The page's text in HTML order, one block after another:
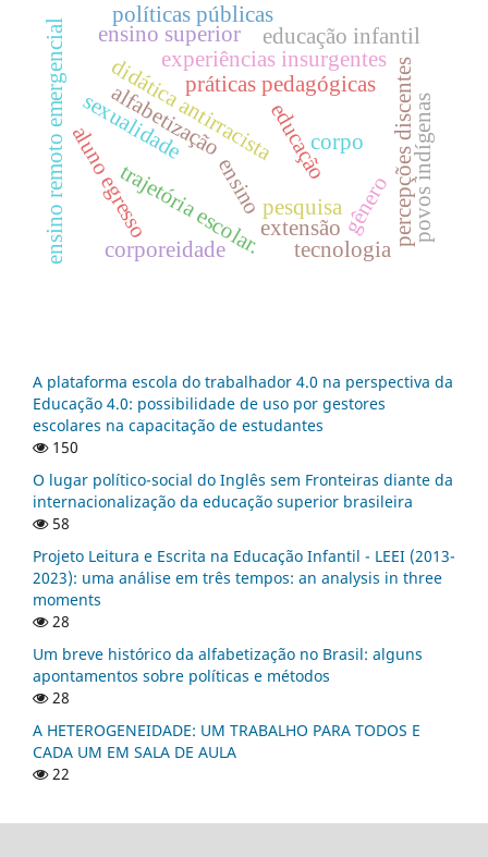
educaçãocorpo
ensinopesquisa
extensão
práticas pedagógicas
didática antirracista
experiências insurgentes
educação infantil
percepções discentes
políticas públicas
trajetória escolar.
ensino superior
aluno egresso
alfabetização
ensino remoto emergencial gênero
sexualidade
corporeidade tecnologia
povos indígenas
A plataforma escola do trabalhador 4.0 na perspectiva da
Educação 4.0: possibilidade de uso por gestores
escolares na capacitação de estudantes
150
O lugar político-social do Inglês sem Fronteiras diante da
internacionalização da educação superior brasileira
58
Projeto Leitura e Escrita na Educação Infantil - LEEI (2013-
2023): uma análise em três tempos: an analysis in three
moments
28
Um breve histórico da alfabetização no Brasil: alguns
apontamentos sobre políticas e métodos
28
A HETEROGENEIDADE: UM TRABALHO PARA TODOS E
CADA UM EM SALA DE AULA
22